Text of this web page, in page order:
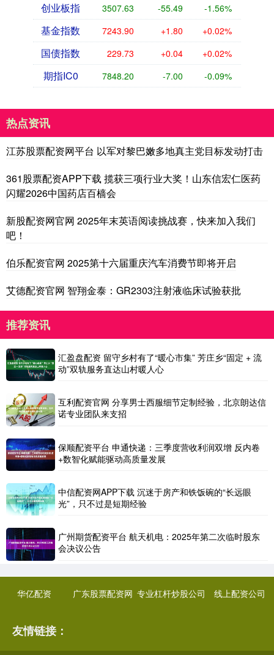
创业板指 3507.63 -55.49 -1.56%
基金指数 7243.90 +1.80 +0.02%
国债指数 229.73 +0.04 +0.02%
期指IC0 7848.20 -7.00 -0.09%
热点资讯
江苏股票配资网平台 以军对黎巴嫩多地真主党目标发动打击
361股票配资APP下载 揽获三项行业大奖！山东信宏仁医药
闪耀2026中国药店百樯会
新股配资网官网 2025年末英语阅读挑战赛，快来加入我们
吧！
伯乐配资官网 2025第十六届重庆汽车消费节即将开启
艾德配资官网 智翔金泰：GR2303注射液临床试验获批
推荐资讯
汇盈盘配资 留守乡村有了“暖心市集” 芳庄乡“固定 + 流
动”双轨服务直达山村暖人心
互利配资官网 分享男士西服细节定制经验，北京朗达信
诺专业团队来支招
保顺配资平台 申通快递：三季度营收利润双增 反内卷
+数智化赋能驱动高质量发展
中信配资网APP下载 沉迷于房产和铁饭碗的“长远眼
光”，只不过是短期经验
广州期货配资平台 航天机电：2025年第二次临时股东
会决议公告
华亿配资 广东股票配资网 专业杠杆炒股公司 线上配资公司
友情链接：